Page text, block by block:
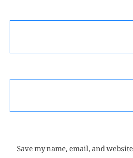
Save my name, email, and